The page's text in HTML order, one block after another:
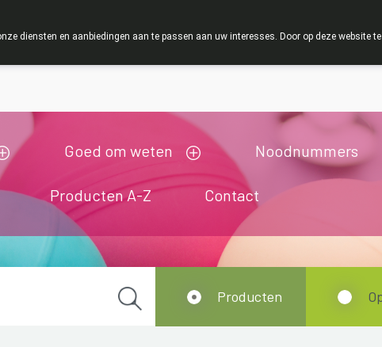
Goed om weten Noodnummers
Producten A-Z Contact
Producten
diensten en aanbiedingen aan te passen aan uw interesses. Door op deze website